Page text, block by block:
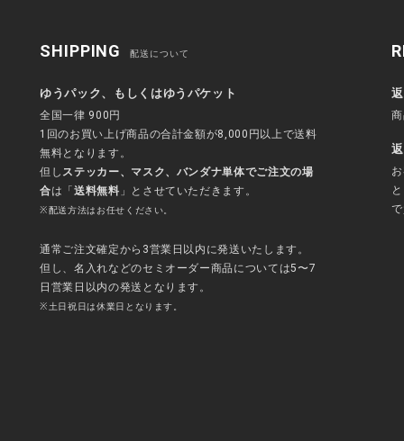
SHIPPING 配送について
ゆうパック、もしくはゆうパケット
全国一律 900円
1回のお買い上げ商品の合計金額が8,000円以上で送料
無料となります。
但し ステッカー、マスク、バンダナ単体でご注文の場
合は「送料無料 」とさせていただきます。
※配送方法はお任せください。
通常ご注文確定から3営業日以内に発送いたします。
但し、名入れなどのセミオーダー商品については5〜7
日営業日以内の発送となります。
※土日祝日は休業日となります。
で